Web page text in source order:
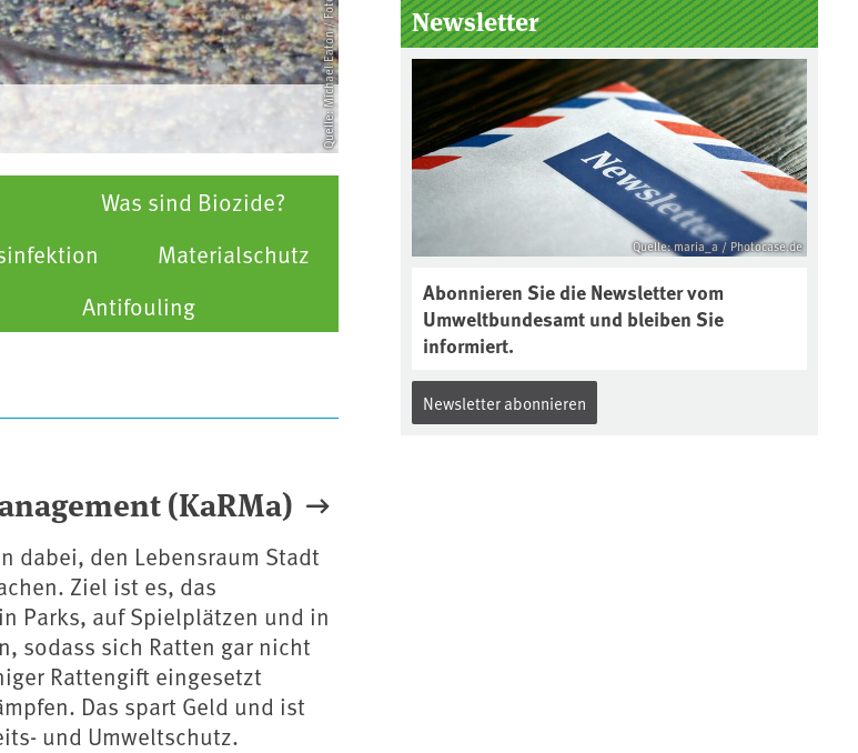
Quelle: Michael Eaton / Fotolia.com
Was sind Biozide?
Materialschutz
Antifouling
(KaRMa)
dabei, den Lebensraum Stadt
Ziel ist es, das
Parks, auf Spielplätzen und in
sodass sich Ratten gar nicht
Rattengift eingesetzt
Das spart Geld und ist
und Umweltschutz.
Newsletter
Quelle: maria_a / Photocase.de
Abonnieren Sie die Newsletter vom
Umweltbundesamt und bleiben Sie
informiert.
Newsletter abonnieren